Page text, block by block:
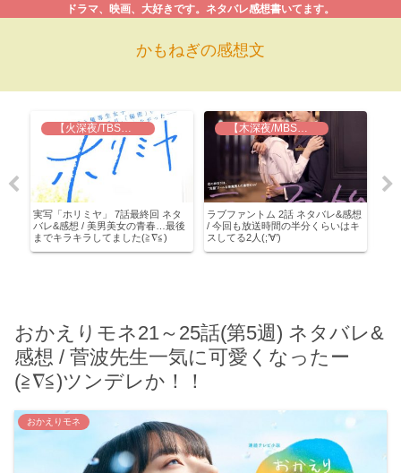
かもねぎの感想文
ドラマ、映画、大好きです。ネタバレ感想書いてます。
【火深夜/TBS】実写 ホリミヤ
実写「ホリミヤ」 7話最終回 ネタ
バレ&感想 / 美男美女の青春…最後
までキラキラしてました(≧∇≦)
【木深夜/MBS】ラブファントム
ラブファントム 2話 ネタバレ&感想
/ 今回も放送時間の半分くらいはキ
スしてる2人(;’∀’)
おかえりモネ21～25話(第5週) ネタバレ&
感想 / 菅波先生一気に可愛くなったー
(≧∇≦)ツンデレか！！
おかえりモネ